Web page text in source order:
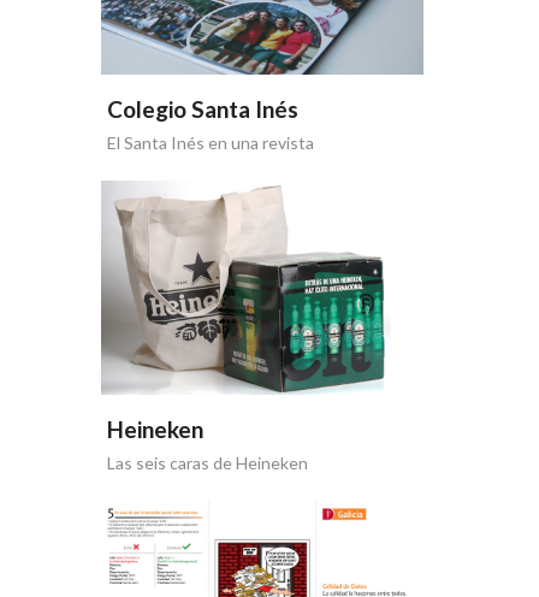
Colegio Santa Inés
El Santa Inés en una revista
Heineken
Las seis caras de Heineken